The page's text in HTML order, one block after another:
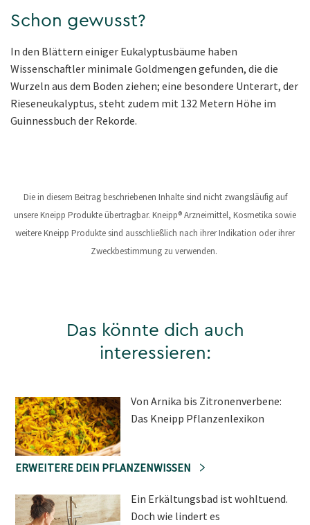
Schon gewusst?
In den Blättern einiger Eukalyptusbäume haben
Wissenschaftler minimale Goldmengen gefunden, die die
Wurzeln aus dem Boden ziehen; eine besondere Unterart, der
Rieseneukalyptus, steht zudem mit 132 Metern Höhe im
Guinnessbuch der Rekorde.
Die in diesem Beitrag beschriebenen Inhalte sind nicht zwangsläufig auf
unsere Kneipp Produkte übertragbar. Kneipp® Arzneimittel, Kosmetika sowie
weitere Kneipp Produkte sind ausschließlich nach ihrer Indikation oder ihrer
Zweckbestimmung zu verwenden.
Das könnte dich auch
interessieren:
Von Arnika bis Zitronenverbene:
Das Kneipp Pflanzenlexikon
ERWEITERE DEIN PFLANZENWISSEN
Ein Erkältungsbad ist wohltuend.
Doch wie lindert es